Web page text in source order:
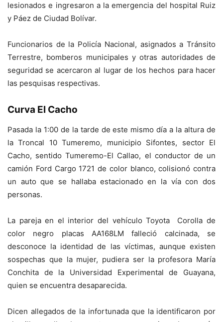
lesionados e ingresaron a la emergencia del hospital Ruiz
y Páez de Ciudad Bolívar.
Funcionarios de la Policía Nacional, asignados a Tránsito
Terrestre, bomberos municipales y otras autoridades de
seguridad se acercaron al lugar de los hechos para hacer
las pesquisas respectivas.
Curva El Cacho
Pasada la 1:00 de la tarde de este mismo día a la altura de
la Troncal 10 Tumeremo, municipio Sifontes, sector El
Cacho, sentido Tumeremo-El Callao, el conductor de un
camión Ford Cargo 1721 de color blanco, colisionó contra
un auto que se hallaba estacionado en la vía con dos
personas.
La pareja en el interior del vehículo Toyota Corolla de
color negro placas AA168LM falleció calcinada, se
desconoce la identidad de las víctimas, aunque existen
sospechas que la mujer, pudiera ser la profesora María
Conchita de la Universidad Experimental de Guayana,
quien se encuentra desaparecida.
Dicen allegados de la infortunada que la identificaron por